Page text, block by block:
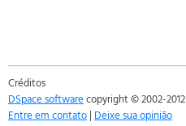
Créditos
DSpace softwarecopyright © 2002-2012
Entre em contato | Deixe sua opinião